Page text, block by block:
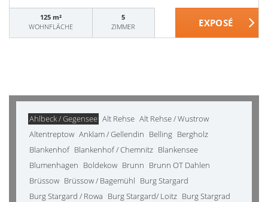
125 m²
WOHNFLÄCHE
5
ZIMMER
Ahlbeck / Gegensee Alt Rehse Alt Rehse / Wustrow
Altentreptow Anklam / Gellendin Belling Bergholz
Blankenhof Blankenhof / Chemnitz Blankensee
Blumenhagen Boldekow Brunn Brunn OT Dahlen
Brüssow Brüssow / Bagemühl Burg Stargard
Burg Stargard / Rowa Burg Stargard/ Loitz Burg Stargrad